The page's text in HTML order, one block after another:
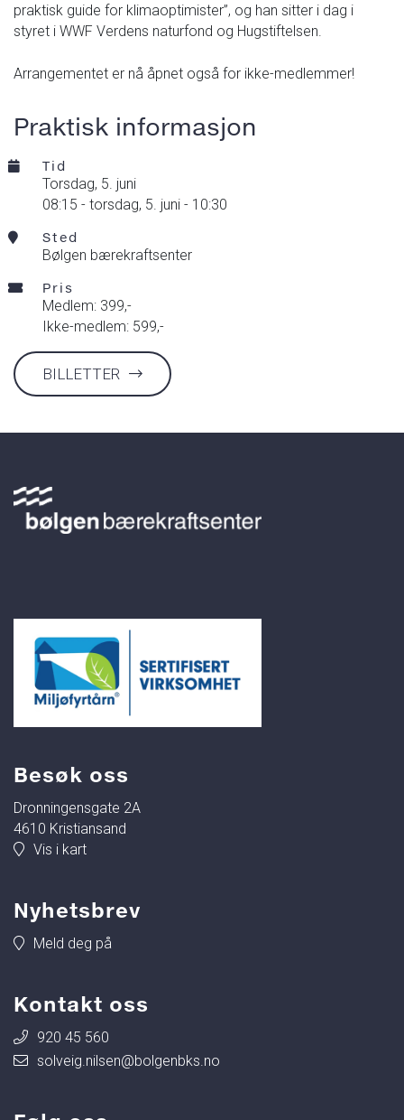
praktisk guide for klimaoptimister”, og han sitter i dag i
styret i WWF Verdens naturfond og Hugstiftelsen.
Arrangementet er nå åpnet også for ikke-medlemmer!
Praktisk informasjon
Tid
torsdag, 5. juni
08:15 - torsdag, 5. juni - 10:30
Sted
Bølgen bærekraftsenter
Pris
Medlem: 399,-
Ikke-medlem: 599,-
BILLETTER
Besøk oss
Dronningensgate 2A
4610 Kristiansand
Vis i kart
Nyhetsbrev
Meld deg på
Kontakt oss
920 45 560
solveig.nilsen@bolgenbks.no